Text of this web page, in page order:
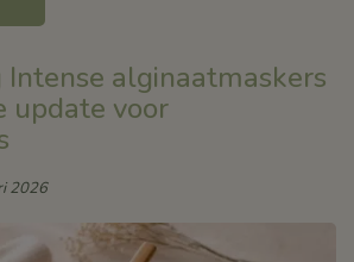
alginaatmaskers
update voor
2026